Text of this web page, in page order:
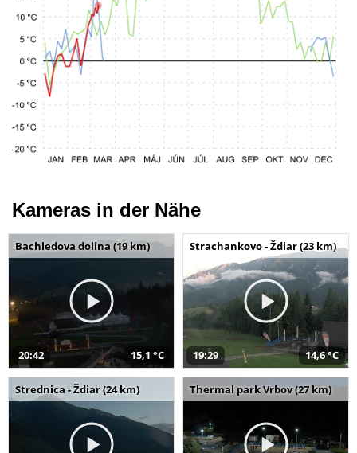
Kameras in der Nähe
Bachledova dolina (19 km)
20:42 15,1 °C
Strachankovo - Ždiar (23 km)
19:29 14,6 °C
Strednica - Ždiar (24 km) Thermal park Vrbov (27 km)